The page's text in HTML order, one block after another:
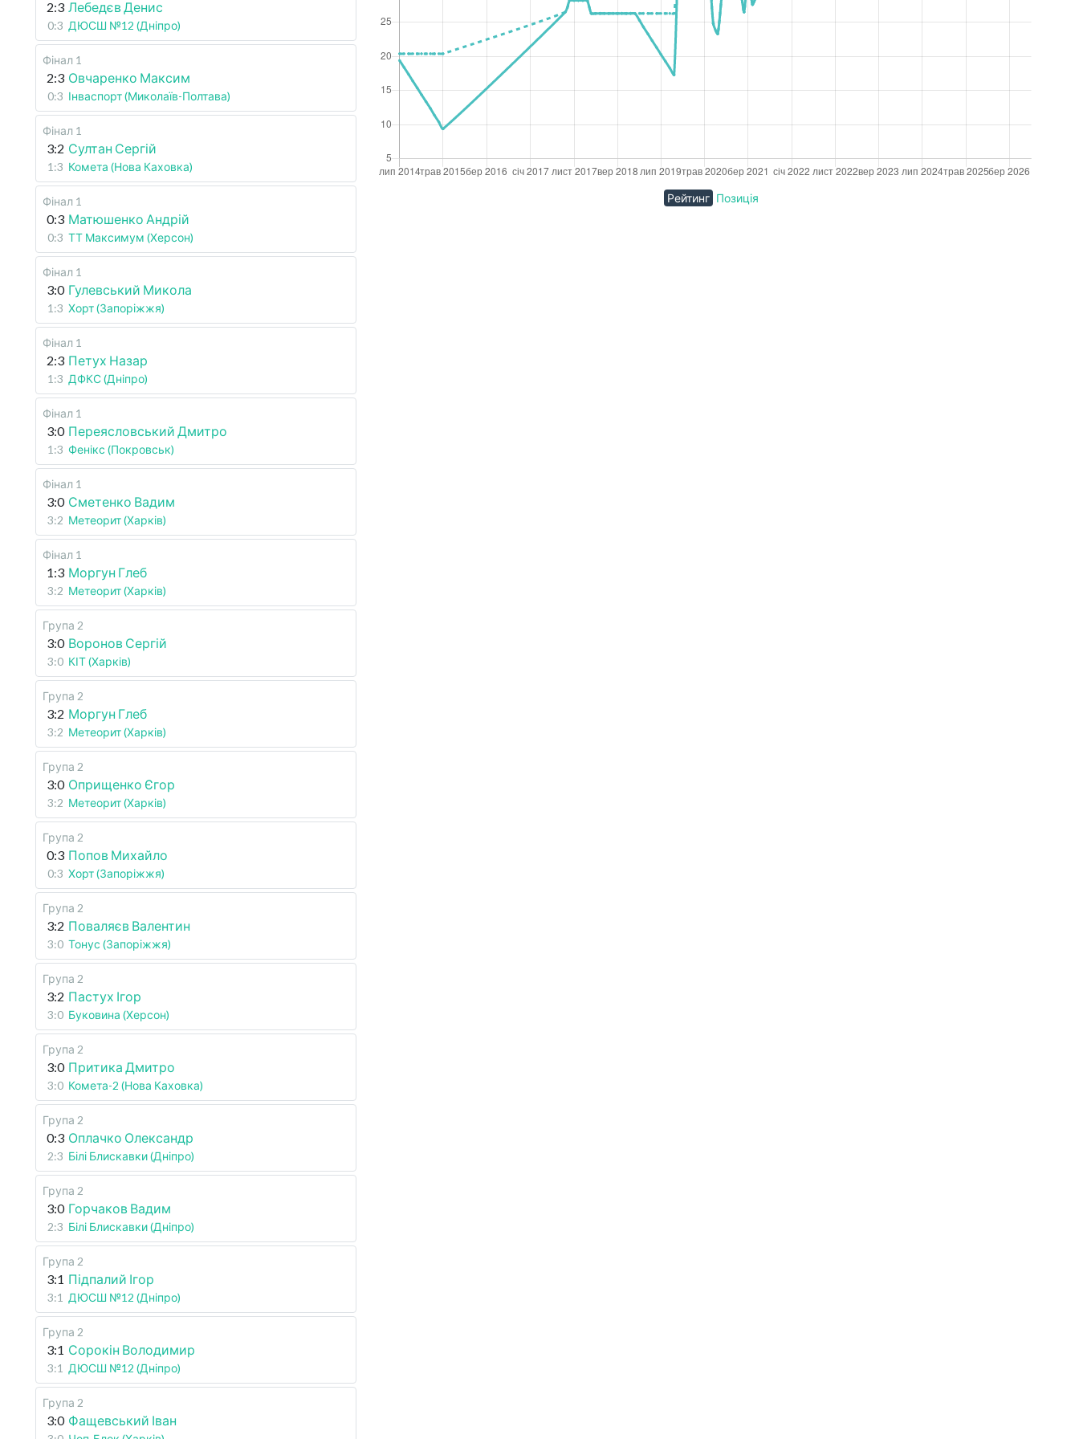
2:3 Лебедєв Денис
0:3 ДЮСШ №12 (Дніпро)
Фінал 1
2:3 Овчаренко Максим
0:3 Інваспорт (Миколаїв-Полтава)
Фінал 1
3:2 Султан Сергій
1:3 Комета (Нова Каховка)
Фінал 1
0:3 Матюшенко Андрій
0:3 ТТ Максимум (Херсон)
Фінал 1
3:0 Гулевський Микола
1:3 Хорт (Запоріжжя)
Фінал 1
2:3 Петух Назар
1:3 ДФКС (Дніпро)
Фінал 1
3:0 Переясловський Дмитро
1:3 Фенікс (Покровськ)
Фінал 1
3:0 Сметенко Вадим
3:2 Метеорит (Харків)
Фінал 1
1:3 Моргун Глеб
3:2 Метеорит (Харків)
Група 2
3:0 Воронов Сергій
3:0 КІТ (Харків)
Група 2
3:2 Моргун Глеб
3:2 Метеорит (Харків)
Група 2
3:0 Оприщенко Єгор
3:2 Метеорит (Харків)
Група 2
0:3 Попов Михайло
0:3 Хорт (Запоріжжя)
Група 2
3:2 Поваляєв Валентин
3:0 Тонус (Запоріжжя)
Група 2
3:2 Пастух Ігор
3:0 Буковина (Херсон)
Група 2
3:0 Притика Дмитро
3:0 Комета-2 (Нова Каховка)
Група 2
0:3 Оплачко Олександр
2:3 Білі Блискавки (Дніпро)
Група 2
3:0 Горчаков Вадим
2:3 Білі Блискавки (Дніпро)
Група 2
3:1 Підпалий Ігор
3:1 ДЮСШ №12 (Дніпро)
Група 2
3:1 Сорокін Володимир
3:1 ДЮСШ №12 (Дніпро)
Група 2
3:0 Фащевський Іван
Рейтинг Позиція